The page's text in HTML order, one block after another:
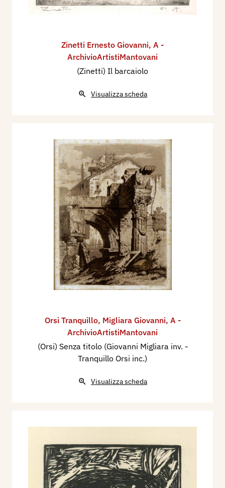
Zinetti Ernesto Giovanni, A -
ArchivioArtistiMantovani
(Zinetti) Il barcaiolo
Visualizza scheda
Orsi Tranquillo, Migliara Giovanni, A -
ArchivioArtistiMantovani
(Orsi) Senza titolo (Giovanni Migliara inv. -
Tranquillo Orsi inc.)
Visualizza scheda